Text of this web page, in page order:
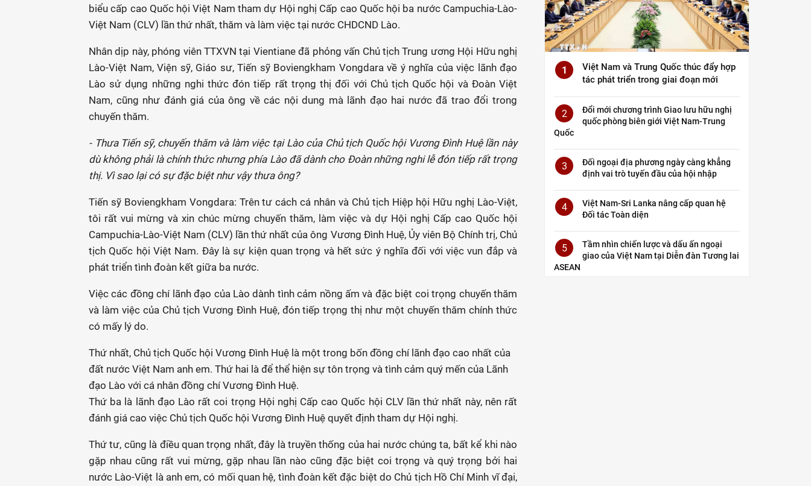
biểu cấp cao Quốc hội Việt Nam tham dự Hội nghị Cấp cao Quốc hội ba nước Campuchia-Lào-
Việt Nam (CLV) lần thứ nhất, thăm và làm việc tại nước CHDCND Lào.
Nhân dịp này, phóng viên TTXVN tại Vientiane đã phỏng vấn Chủ tịch Trung ương Hội Hữu nghị
Lào-Việt Nam, Viện sỹ, Giáo sư, Tiến sỹ Boviengkham Vongdara về ý nghĩa của việc lãnh đạo
Lào sử dụng những nghi thức đón tiếp rất trọng thị đối với Chủ tịch Quốc hội và Đoàn Việt
Nam, cũng như đánh giá của ông về các nội dung mà lãnh đạo hai nước đã trao đổi trong
chuyến thăm.
- Thưa Tiến sỹ, chuyến thăm và làm việc tại Lào của Chủ tịch Quốc hội Vương Đình Huệ lần này
dù không phải là chính thức nhưng phía Lào đã dành cho Đoàn những nghi lễ đón tiếp rất trọng
thị. Vì sao lại có sự đặc biệt như vậy thưa ông?
Tiến sỹ Boviengkham Vongdara: Trên tư cách cá nhân và Chủ tịch Hiệp hội Hữu nghị Lào-Việt,
tôi rất vui mừng và xin chúc mừng chuyến thăm, làm việc và dự Hội nghị Cấp cao Quốc hội
Campuchia-Lào-Việt Nam (CLV) lần thứ nhất của ông Vương Đình Huệ, Ủy viên Bộ Chính trị, Chủ
tịch Quốc hội Việt Nam. Đây là sự kiện quan trọng và hết sức ý nghĩa đối với việc vun đắp và
phát triển tình đoàn kết giữa ba nước.
Việc các đồng chí lãnh đạo của Lào dành tình cảm nồng ấm và đặc biệt coi trọng chuyến thăm
và làm việc của Chủ tịch Vương Đình Huệ, đón tiếp trọng thị như một chuyến thăm chính thức
có mấy lý do.
Thứ nhất, Chủ tịch Quốc hội Vương Đình Huệ là một trong bốn đồng chí lãnh đạo cao nhất của
đất nước Việt Nam anh em. Thứ hai là để thể hiện sự tôn trọng và tình cảm quý mến của Lãnh
đạo Lào với cá nhân đồng chí Vương Đình Huệ.
Thứ ba là lãnh đạo Lào rất coi trọng Hội nghị Cấp cao Quốc hội CLV lần thứ nhất này, nên rất
đánh giá cao việc Chủ tịch Quốc hội Vương Đình Huệ quyết định tham dự Hội nghị.
Thứ tư, cũng là điều quan trọng nhất, đây là truyền thống của hai nước chúng ta, bất kể khi nào
gặp nhau cũng rất vui mừng, gặp nhau lần nào cũng đặc biệt coi trọng và quý trọng bởi hai
nước Lào-Việt là anh em, có mối quan hệ, tình đoàn kết đặc biệt do Chủ tịch Hồ Chí Minh vĩ đại,
1
Việt Nam và Trung Quốc thúc đẩy hợp
tác phát triển trong giai đoạn mới
2
Đổi mới chương trình Giao lưu hữu nghị
quốc phòng biên giới Việt Nam-Trung
Quốc
3
Đối ngoại địa phương ngày càng khẳng
định vai trò tuyến đầu của hội nhập
4
Việt Nam-Sri Lanka nâng cấp quan hệ
Đối tác Toàn diện
5
Tầm nhìn chiến lược và dấu ấn ngoại
giao của Việt Nam tại Diễn đàn Tương lai
ASEAN